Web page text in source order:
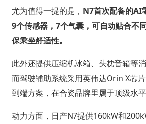
尤为值得一提的是， N7首次配备的AI
9个传感器，7个气囊，可自动贴合不
保乘坐舒适性。
此外还提供压缩机冰箱、头枕音箱等
而驾驶辅助系统采用英伟达Orin X芯
到端方案，在合资品牌里属于顶级水平
动力方面，日产N7提供160kW和